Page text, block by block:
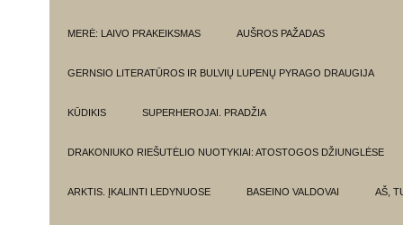
MERĖ: LAIVO PRAKEIKSMAS AUŠROS PAŽADAS
GERNSIO LITERATŪROS IR BULVIŲ LUPENŲ PYRAGO DRAUGIJA
KŪDIKIS SUPERHEROJAI. PRADŽIA
DRAKONIUKO RIEŠUTĖLIO NUOTYKIAI: ATOSTOGOS DŽIUNGLĖSE
ARKTIS. ĮKALINTI LEDYNUOSE BASEINO VALDOVAI AŠ,